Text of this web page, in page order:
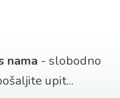
nama - slobodno
upit...